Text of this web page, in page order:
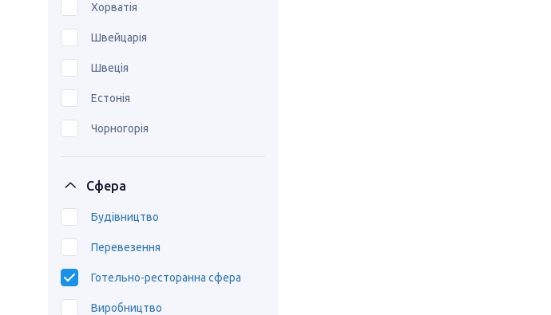
Хорватія
Швейцарія
Швеція
Естонія
Чорногорія
Сфера
Будівництво
Перевезення
Готельно-ресторанна сфера
Виробництво